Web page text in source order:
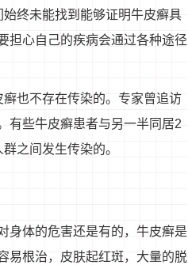
终未能找到能够证明牛皮癣具
担心自己的疾病会通过各种途径
也不存在传染的。专家曾追访
有些牛皮癣患者与另一半同居2
之间发生传染的。
身体的危害还是有的，牛皮癣是
易根治，皮肤起红斑，大量的脱